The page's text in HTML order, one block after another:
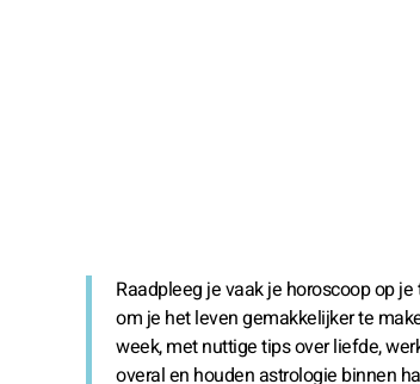
Raadpleeg je vaak je horoscoop op
om je het leven gemakkelijker te
week, met nuttige tips over liefde,
overal en houden astrologie binnen